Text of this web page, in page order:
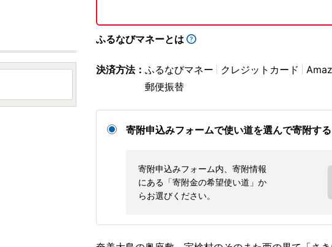
ふるなびマネーとは
決済方法： ふるなびマネー クレジットカード
郵便振替
寄附申込みフォームで使い道を選んで寄附する
寄附申込みフォーム内、寄附情報
にある「寄附金の希望使い道」か
らお選びください。